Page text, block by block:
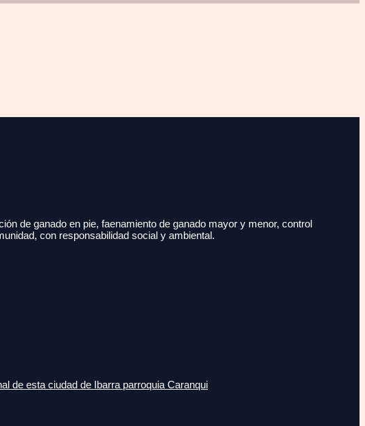
de ganado en pie, faenamiento de ganado mayor y menor, control
con responsabilidad social y ambiental.
de esta ciudad de Ibarra parroquia Caranqui